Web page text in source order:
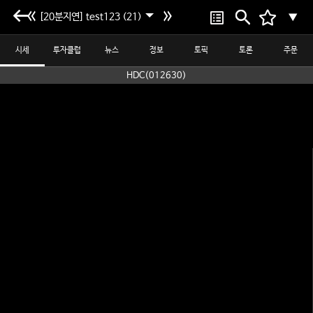
[20분지연] test123 (21) ▼
시세 투자클럽 뉴스 정보 토픽 토론 주문
HDC(012630)